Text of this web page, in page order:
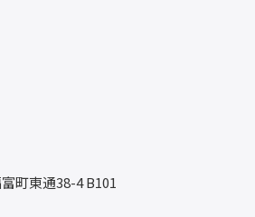
町東通38-4B101